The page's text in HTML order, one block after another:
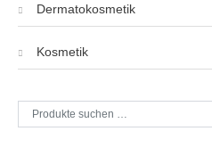
Dermatokosmetik
Kosmetik
Suche
nach: